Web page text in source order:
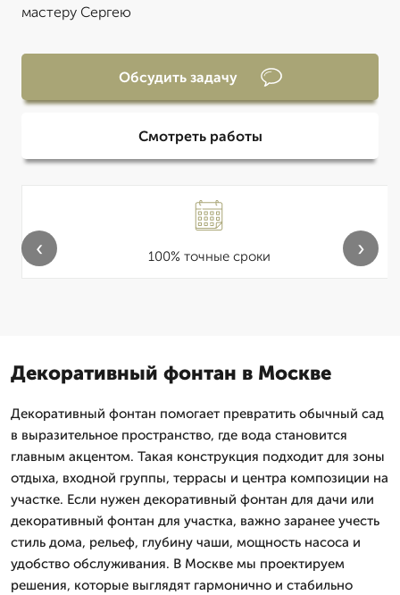
мастеру Сергею
Обсудить задачу
Смотреть работы
100% точные сроки
‹ ›
Декоративный фонтан в Москве
Декоративный фонтан помогает превратить обычный сад
в выразительное пространство, где вода становится
главным акцентом. Такая конструкция подходит для зоны
отдыха, входной группы, террасы и центра композиции на
участке. Если нужен декоративный фонтан для дачи или
декоративный фонтан для участка, важно заранее учесть
стиль дома, рельеф, глубину чаши, мощность насоса и
удобство обслуживания. В Москве мы проектируем
решения, которые выглядят гармонично и стабильно